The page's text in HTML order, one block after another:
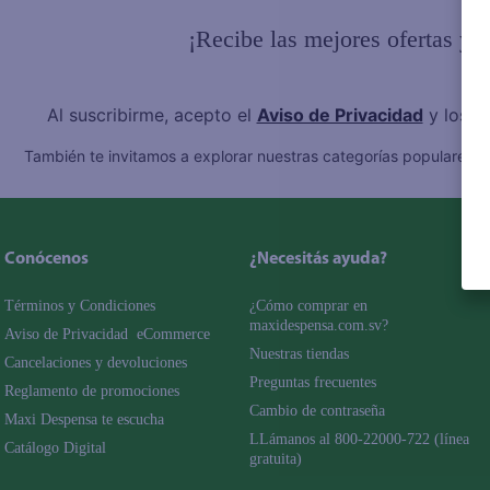
¡Recibe las mejores ofertas y
Al suscribirme, acepto el Aviso de Privacidad y los
También te invitamos a explorar nuestras categorías populares:
Conócenos
Términos y Condiciones
Aviso de Privacidad  eCommerce
Cancelaciones y devoluciones
Reglamento de promociones
Maxi Despensa te escucha
Catálogo Digital
¿Necesitás ayuda?
¿Cómo comprar en
maxidespensa.com.sv?
Nuestras tiendas
Preguntas frecuentes
Cambio de contraseña
LLámanos al 800-22000-722 (línea
gratuita)